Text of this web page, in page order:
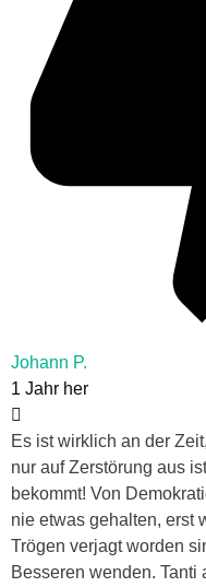
Johann P.
1 Jahr her
Es ist wirklich an der
nur auf Zerstörung aus
bekommt! Von
nie etwas gehalten, erst
Trögen verjagt worden
Besseren wenden. Tanti